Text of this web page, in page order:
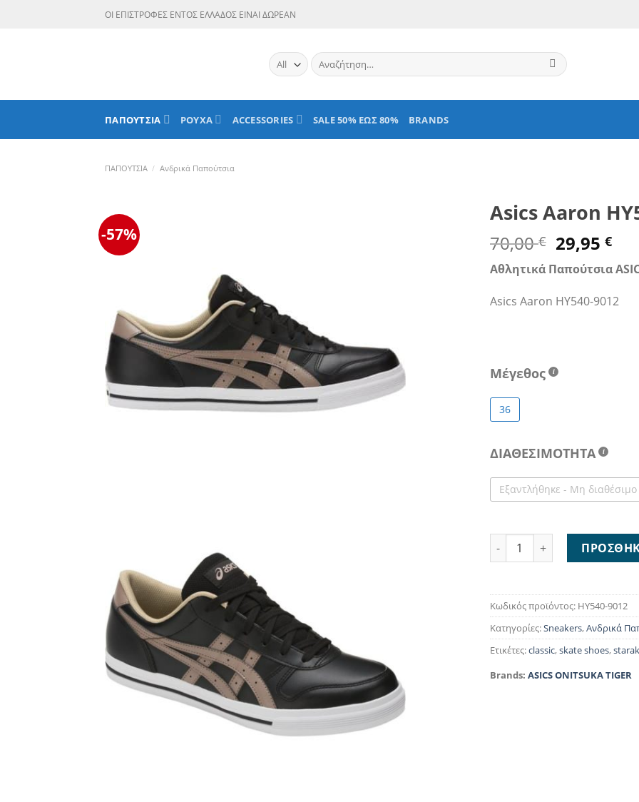
ΟΙ ΕΠΙΣΤΡΟΦΕΣ ΕΝΤΟΣ ΕΛΛΑΔΟΣ ΕΙΝΑΙ ΔΩΡΕΑΝ
Αναζήτηση
για:
ΠΑΠΟΥΤΣΙΑ ΡΟΥΧΑ ACCESSORIES SALE 50% ΕΩΣ 80% BRANDS
ΠΑΠΟΥΤΣΙΑ / Ανδρικά Παπούτσια
-57%
Asics Aaron
70,00€ Original
price
was:
70,00 €.
29,95€Η
Αθλητικά Παπούτσια
Asics Aaron HY540-9012
Μέγεθος
36
ΔΙΑΘΕΣΙΜΟΤΗΤΑ
Εξαντλήθηκε - Μη διαθέσιμο
Asics Aaron HY540-9012
Κωδικός προϊόντος: HY540-9012
Κατηγορίες:Sneakers,Ανδρικά
Ετικέτες:classic,skate shoes,
Brands: ASICS ONITSUKA TIGER